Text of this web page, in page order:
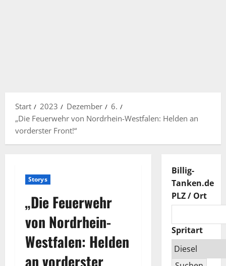
Start 2023 Dezember
6.
„Die Feuerwehr von Nordrhein-Westfalen: Helden an
vorderster Front!“
Storys
„Die Feuerwehr
von Nordrhein-
Westfalen: Helden
an vorderster
Billig-
Tanken.de
PLZ / Ort
Spritart